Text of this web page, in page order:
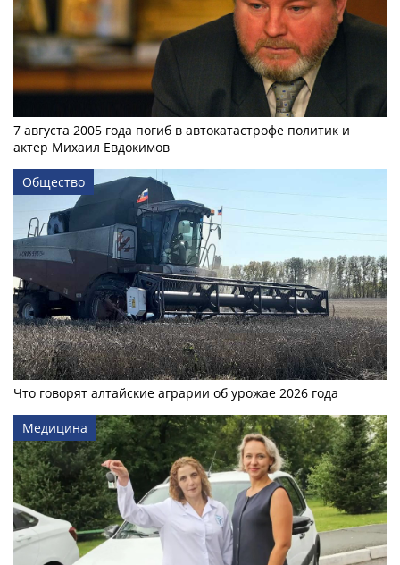
7 августа 2005 года погиб в автокатастрофе политик и
актер Михаил Евдокимов
Общество
Что говорят алтайские аграрии об урожае 2026 года
Медицина